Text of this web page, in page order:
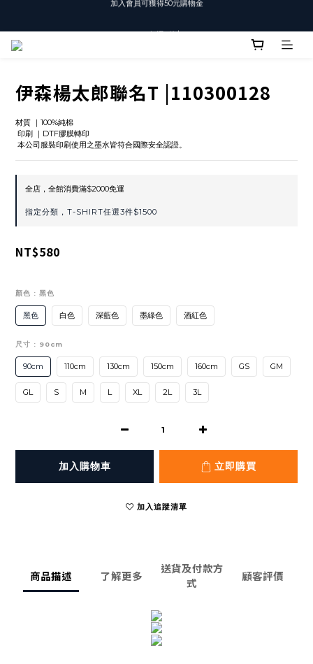
T-SHIRT任選3件$1500
伊森楊太郎聯名T |110300128
材質 ｜100%純棉
印刷 ｜DTF膠膜轉印
本公司服裝印刷使用之墨水皆符合國際安全認證。
全店，全館消費滿$2000免運
指定分類，T-SHIRT任選3件$1500
NT$580
顏色 : 黑色
黑色 白色 深藍色 墨綠色 酒紅色
尺寸 : 90cm
90cm 110cm 130cm 150cm 160cm GS GM
GL S M L XL 2L 3L
加入購物車 立即購買
加入追蹤清單
商品描述 了解更多
送貨及付款方
式
顧客評價